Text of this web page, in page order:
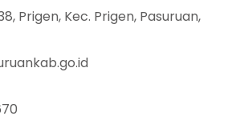
Prigen, Kec. Prigen, Pasuruan,